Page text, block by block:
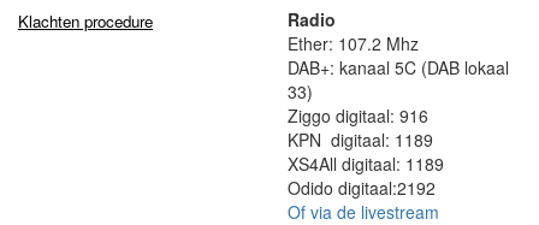
Klachten procedure
Radio
Ether: 107.2 Mhz
DAB+: kanaal 5C (DAB lokaal
33)
Ziggo digitaal: 916
KPN digitaal: 1189
XS4All digitaal: 1189
Odido digitaal:2192
Of via de livestream